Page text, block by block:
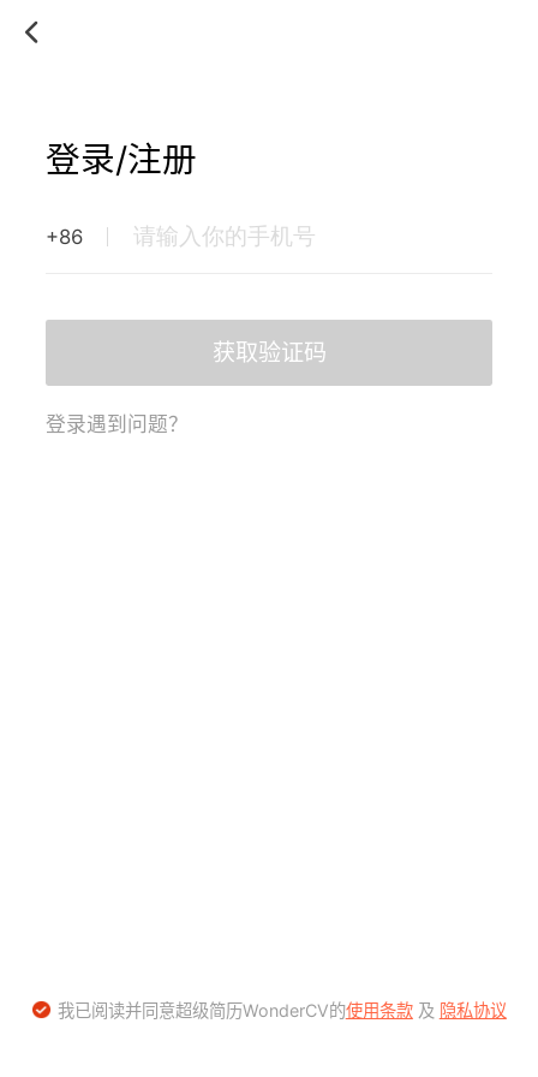
登录/注册
+86
获取验证码
登录遇到问题？
我已阅读并同意超级简历WonderCV的使用条款及 隐私协议